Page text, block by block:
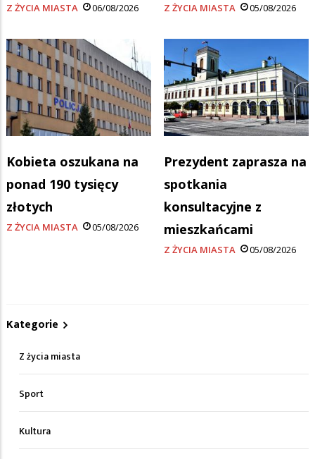
Z ŻYCIA MIASTA 06/08/2026 Z ŻYCIA MIASTA 05/08/2026
Kobieta oszukana na
ponad 190 tysięcy
złotych
Z ŻYCIA MIASTA 05/08/2026
Prezydent zaprasza na
spotkania
konsultacyjne z
mieszkańcami
Z ŻYCIA MIASTA 05/08/2026
Kategorie
Z życia miasta
Sport
Kultura